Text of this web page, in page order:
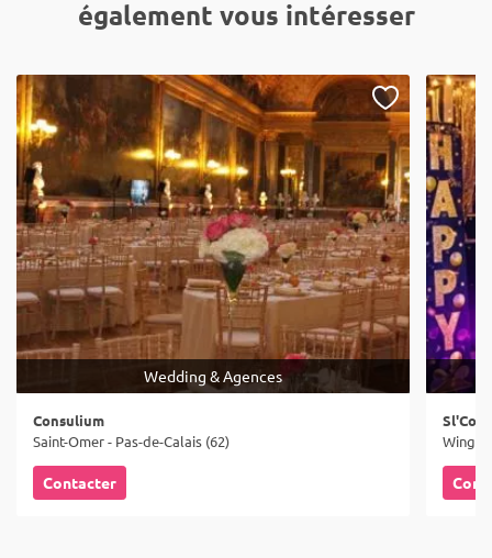
également vous intéresser
Wedding & Agences
Consulium
Saint-Omer - Pas-de-Calais (62)
Contacter